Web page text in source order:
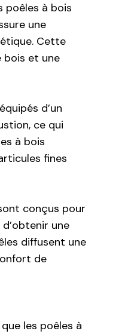
poêles à bois
une
Cette
et une
d’un
ce qui
à bois
fines
conçus pour
une
diffusent une
de
les poêles à